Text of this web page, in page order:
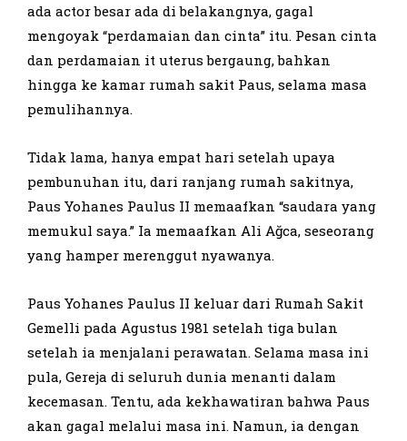
ada actor besar ada di belakangnya, gagal
mengoyak “perdamaian dan cinta” itu. Pesan cinta
dan perdamaian it uterus bergaung, bahkan
hingga ke kamar rumah sakit Paus, selama masa
pemulihannya.
Tidak lama, hanya empat hari setelah upaya
pembunuhan itu, dari ranjang rumah sakitnya,
Paus Yohanes Paulus II memaafkan “saudara yang
memukul saya.” Ia memaafkan Ali Ağca, seseorang
yang hamper merenggut nyawanya.
Paus Yohanes Paulus II keluar dari Rumah Sakit
Gemelli pada Agustus 1981 setelah tiga bulan
setelah ia menjalani perawatan. Selama masa ini
pula, Gereja di seluruh dunia menanti dalam
kecemasan. Tentu, ada kekhawatiran bahwa Paus
akan gagal melalui masa ini. Namun, ia dengan